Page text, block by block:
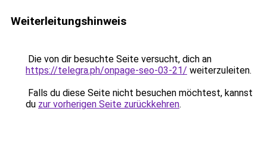
Weiterleitungshinweis
Die von dir besuchte Seite versucht, dich an
https://telegra.ph/onpage-seo-03-21/ weiterzuleiten.
Falls du diese Seite nicht besuchen möchtest, kannst
du zur vorherigen Seite zurückkehren.